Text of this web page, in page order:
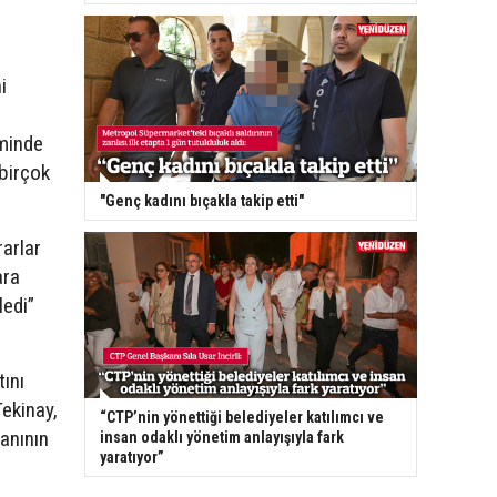
"Genç kadını bıçakla takip etti"
“CTP’nin yönettiği belediyeler katılımcı ve
insan odaklı yönetim anlayışıyla fark
yaratıyor”